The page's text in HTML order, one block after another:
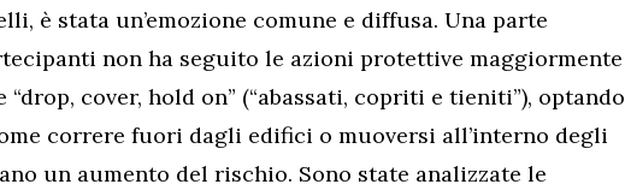
è stata un’emozione comune e diffusa. Una parte
non ha seguito le azioni protettive maggiormente
“drop, cover, hold on” (“abassati, copriti e tieniti”), optando
correre fuori dagli edifici o muoversi all’interno degli
un aumento del rischio. Sono state analizzate le